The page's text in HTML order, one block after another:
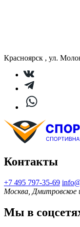
Красноярск , ул.
Контакты
+7 495 797‑35-69
Москва,
Мы в